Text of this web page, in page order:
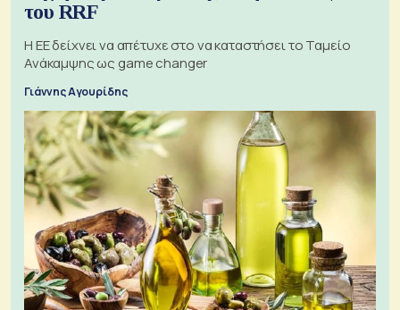
του RRF
Η ΕΕ δείχνει να απέτυχε στο να καταστήσει το Ταμείο
Ανάκαμψης ως game changer
Γιάννης Αγουρίδης